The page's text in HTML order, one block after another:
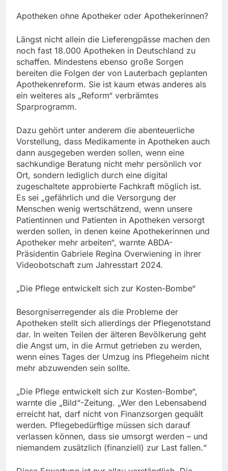
Apotheken ohne Apotheker oder Apothekerinnen?
Längst nicht allein die Lieferengpässe machen den
noch fast 18.000 Apotheken in Deutschland zu
schaffen. Mindestens ebenso große Sorgen
bereiten die Folgen der von Lauterbach geplanten
Apothekenreform. Sie ist kaum etwas anderes als
ein weiteres als „Reform“ verbrämtes
Sparprogramm.
Dazu gehört unter anderem die abenteuerliche
Vorstellung, dass Medikamente in Apotheken auch
dann ausgegeben werden sollen, wenn eine
sachkundige Beratung nicht mehr persönlich vor
Ort, sondern lediglich durch eine digital
zugeschaltete approbierte Fachkraft möglich ist.
Es sei „gefährlich und die Versorgung der
Menschen wenig wertschätzend, wenn unsere
Patientinnen und Patienten in Apotheken versorgt
werden sollen, in denen keine Apothekerinnen und
Apotheker mehr arbeiten“, warnte ABDA-
Präsidentin Gabriele Regina Overwiening in ihrer
Videobotschaft zum Jahresstart 2024.
„Die Pflege entwickelt sich zur Kosten-Bombe“
Besorgniserregender als die Probleme der
Apotheken stellt sich allerdings der Pflegenotstand
dar. In weiten Teilen der älteren Bevölkerung geht
die Angst um, in die Armut getrieben zu werden,
wenn eines Tages der Umzug ins Pflegeheim nicht
mehr abzuwenden sein sollte.
„Die Pflege entwickelt sich zur Kosten-Bombe“,
warnte die „Bild“-Zeitung. „Wer den Lebensabend
erreicht hat, darf nicht von Finanzsorgen gequält
werden. Pflegebedürftige müssen sich darauf
verlassen können, dass sie umsorgt werden – und
niemandem zusätzlich (finanziell) zur Last fallen.“